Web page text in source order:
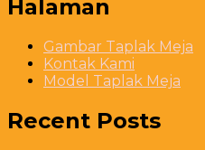
Halaman
Gambar Taplak Meja
Kontak Kami
Model Taplak Meja
Recent Posts